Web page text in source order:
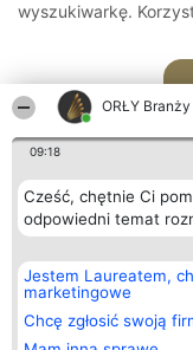
ORŁY
09:18
Cześć, chętnie Ci
odpowiedni temat
Jestem Laureatem,
marketingowe
Chcę zgłosić swoją
wyszukiwarkę.
Organizator plebiscytu
Bright Side Solutions sp. z o.
o. sp. k.
ul. Ruska 22
Wrocław 50-079